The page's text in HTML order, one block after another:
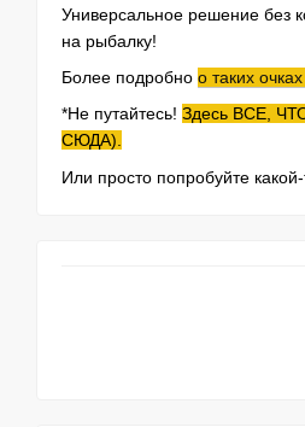
Универсальное решение без
на рыбалку!
Более подробно о таких
*Не путайтесь! Здесь ВСЕ,
СЮДА).
Или просто попробуйте какой-